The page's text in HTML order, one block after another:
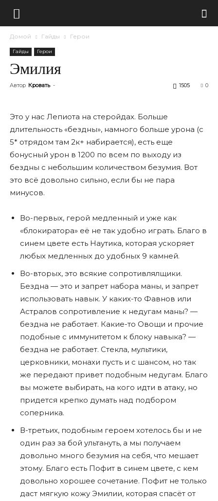
Домой Гайды Герои
Гайды Герои
Эмилия
Автор Кровать - 0
1505
Это у нас Лепиота на стеройдах. Больше
длительность «бездны», намного больше урона (с
5* отрядом там 2к+ набирается), есть еще
бонусный урон в 1200 по всем по выходу из
бездны с небольшим количеством безумия. Вот
это всë довольно сильно, если бы не пара
минусов.
Во-первых, герой медленный и уже как
«блокиратора» еë не так удобно играть. Благо в
синем цвете есть Наутика, которая ускоряет
любых медленных до удобных 9 камней.
Во-вторых, это всякие сопротивлялщики.
Бездна — это и запрет набора маны, и запрет
использовать навык. У каких-то Фавнов или
Астралов сопротивление к недугам маны? —
бездна не работает. Какие-то Овощи и прочие
подобные с иммунитетом к блоку навыка? —
бездна не работает. Стекла, мультики,
церковники, монахи пусть и с шансом, но так
же передают привет подобным недугам. Благо
вы можете выбирать, на кого идти в атаку, но
придется крепко думать над подбором
соперника.
В-третьих, подобным героем хотелось бы и не
один раз за бой ультануть, а мы получаем
довольно много безумия на себя, что мешает
этому. Благо есть Пофит в синем цвете, с кем
довольно хорошее сочетание. Пофит не только
даст мягкую кожу Эмилии, которая спасëт от